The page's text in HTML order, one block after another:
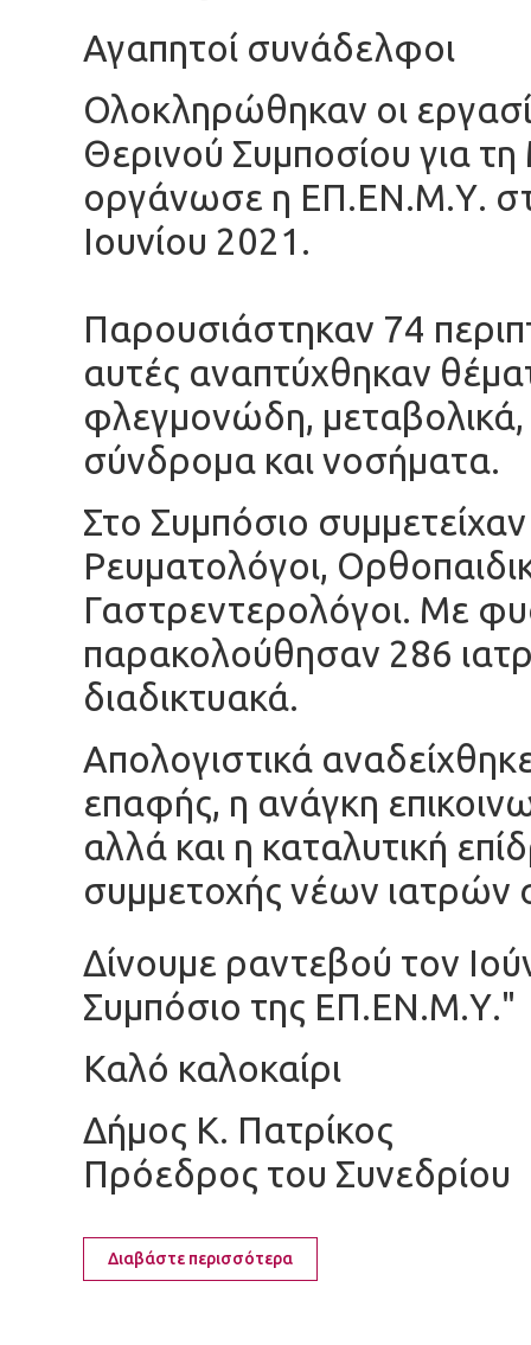
Αγαπητοί συνάδελφοι
Ολοκληρώθηκαν οι
Θερινού Συμποσίου για
οργάνωσε η ΕΠ.ΕΝ.Μ.Υ.
Ιουνίου 2021.
Παρουσιάστηκαν 74
αυτές αναπτύχθηκαν
φλεγμονώδη, μεταβολικά,
σύνδρομα και νοσήματα.
Στο Συμπόσιο
Ρευματολόγοι,
Γαστρεντερολόγοι. Με
παρακολούθησαν 286
διαδικτυακά.
Απολογιστικά
επαφής, η ανάγκη
αλλά και η καταλυτική
συμμετοχής νέων
Δίνουμε ραντεβού τον
Συμπόσιο της ΕΠ.ΕΝ.Μ.Υ."
Καλό καλοκαίρι
Δήμος Κ. Πατρίκος
Πρόεδρος του Συνεδρίου
Διαβάστε περισσότερα